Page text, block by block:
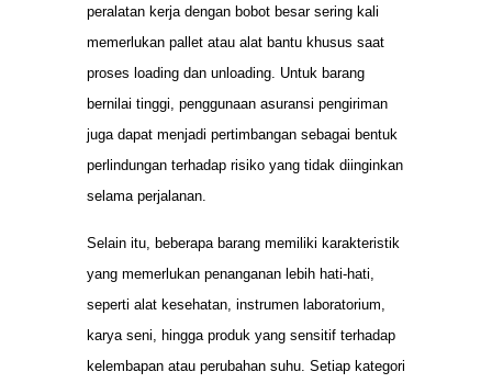
peralatan kerja dengan bobot besar sering kali
memerlukan pallet atau alat bantu khusus saat
proses loading dan unloading. Untuk barang
bernilai tinggi, penggunaan asuransi pengiriman
juga dapat menjadi pertimbangan sebagai bentuk
perlindungan terhadap risiko yang tidak diinginkan
selama perjalanan.
Selain itu, beberapa barang memiliki karakteristik
yang memerlukan penanganan lebih hati-hati,
seperti alat kesehatan, instrumen laboratorium,
karya seni, hingga produk yang sensitif terhadap
kelembapan atau perubahan suhu. Setiap kategori